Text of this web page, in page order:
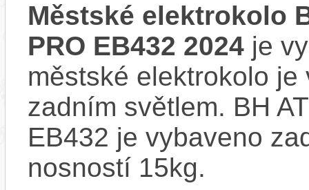
Městské elektrokolo
PRO EB432 2024 je
městské elektrokolo
zadním světlem. BH
EB432 je vybaveno
nosností 15kg.